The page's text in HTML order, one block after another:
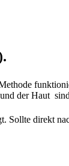
der Haut
Sollte direkt